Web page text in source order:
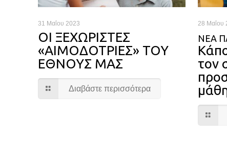
31 Μαΐου 2023
ΟΙ ΞΕΧΩΡΙΣΤΕΣ
«ΑΙΜΟΔΟΤΡΙΕΣ» ΤΟΥ
ΕΘΝΟΥΣ ΜΑΣ
Διαβάστε περισσότερα
28 Μαΐου
ΝΈΑ
τον